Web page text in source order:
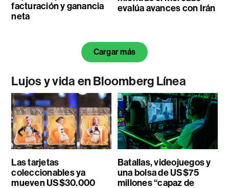
facturación y ganancia
neta
evalúa avances con Irán
Cargar más
Lujos y vida en Bloomberg Línea
Las tarjetas
coleccionables ya
mueven US$30.000
Batallas, videojuegos y
una bolsa de US$75
millones “capaz de